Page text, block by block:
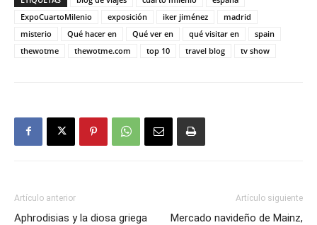
ExpoCuartoMilenio
exposición iker jiménez
madrid
misterio
Qué hacer en Qué ver en qué visitar en
spain
thewotme
thewotme.com top 10 travel blog tv show
Artículo anterior
Aphrodisias y la diosa griega
Artículo siguiente
Mercado navideño de Mainz,